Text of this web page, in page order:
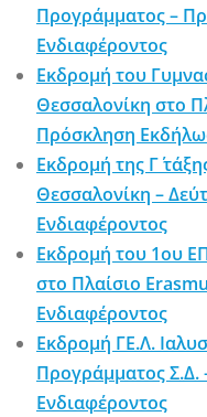
Προγράμματος –
Ενδιαφέροντος
Εκδρομή του
Θεσσαλονίκη στο
Πρόσκληση
Εκδρομή της Γ΄
Θεσσαλονίκη –
Ενδιαφέροντος
Εκδρομή του 1ου
στο Πλαίσιο
Ενδιαφέροντος
Εκδρομή ΓΕ.Λ.
Προγράμματος
Ενδιαφέροντος